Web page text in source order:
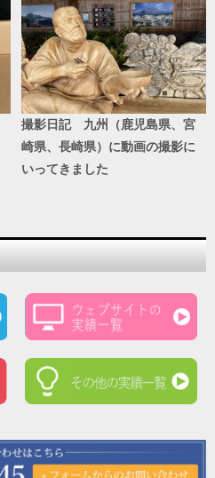
撮影日記 九州（鹿児島県、宮
崎県、長崎県）に動画の撮影に
いってきました